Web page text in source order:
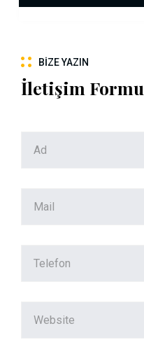
BIZE YAZIN
İletişim Formu